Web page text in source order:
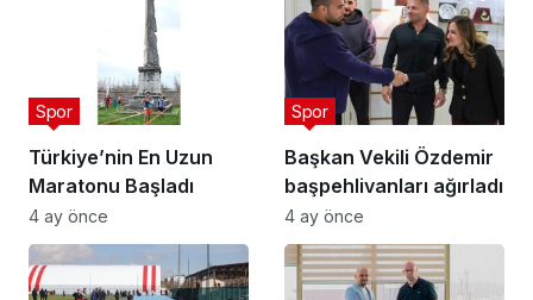
Türkiye’nin En Uzun
Maratonu Başladı
Spor
4 ay önce
Başkan Vekili Özdemir
başpehlivanları ağırladı
Spor
4 ay önce